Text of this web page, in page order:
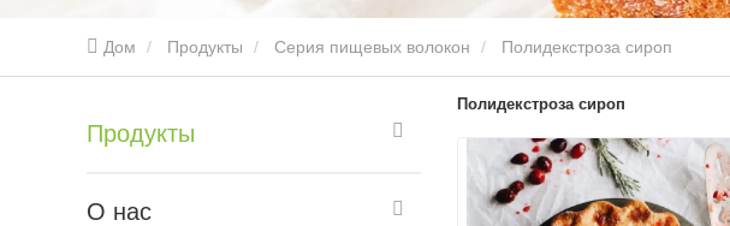
Дом Продукты Серия пищевых волокон Полидекстроза сироп
Продукты
О нас
Полидекстроза сироп